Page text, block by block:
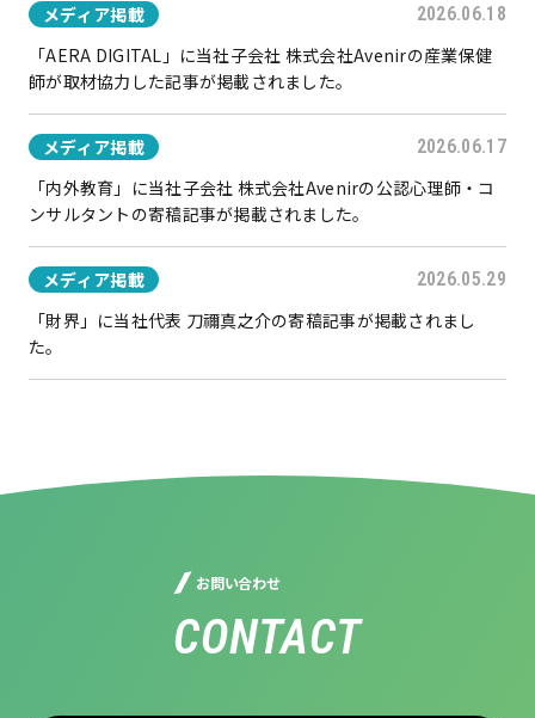
メディア掲載 2026.06.18
「AERA DIGITAL」に当社子会社 株式会社Avenirの産業保健
師が取材協力した記事が掲載されました。
メディア掲載 2026.06.17
「内外教育」に当社子会社 株式会社Avenirの公認心理師・コ
ンサルタントの寄稿記事が掲載されました。
メディア掲載 2026.05.29
「財界」に当社代表 刀禰真之介の寄稿記事が掲載されまし
た。
お問い合わせ
CONTACT